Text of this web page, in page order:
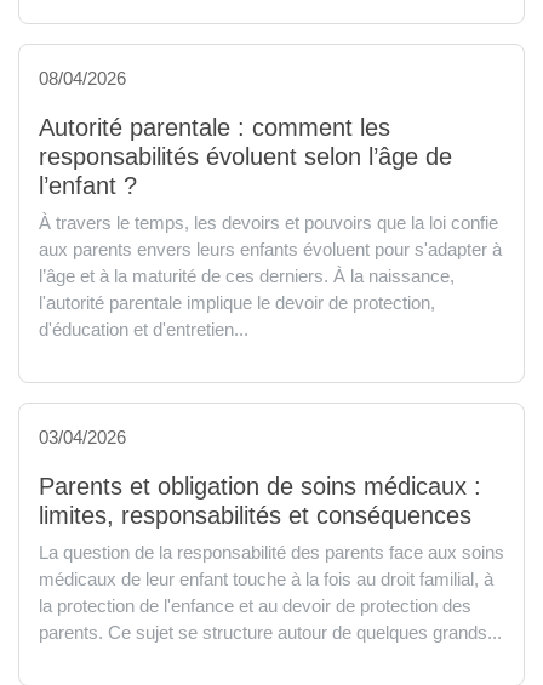
08/04/2026
Autorité parentale : comment les
responsabilités évoluent selon l’âge de
l’enfant ?
À travers le temps, les devoirs et pouvoirs que la loi confie
aux parents envers leurs enfants évoluent pour s'adapter à
l’âge et à la maturité de ces derniers. À la naissance,
l'autorité parentale implique le devoir de protection,
d'éducation et d'entretien...
03/04/2026
Parents et obligation de soins médicaux :
limites, responsabilités et conséquences
La question de la responsabilité des parents face aux soins
médicaux de leur enfant touche à la fois au droit familial, à
la protection de l'enfance et au devoir de protection des
parents. Ce sujet se structure autour de quelques grands...